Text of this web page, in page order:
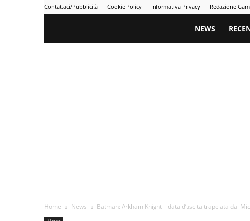
Contattaci/Pubblicità Cookie Policy Informativa Privacy Redazione
Gametimers
NEWS
Home News Batman: Arkham Knight – data d’uscita trapelata dal